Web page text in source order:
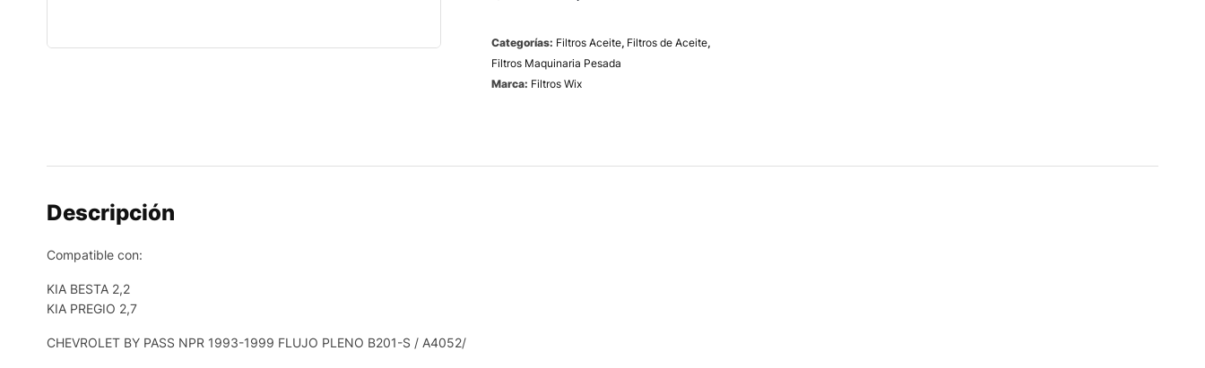
Categorías: Filtros Aceite, Filtros de Aceite,
Filtros Maquinaria Pesada
Marca: Filtros Wix
Descripción
Compatible con:
KIA BESTA 2,2
KIA PREGIO 2,7
CHEVROLET BY PASS NPR 1993-1999 FLUJO PLENO B201-S / A4052/